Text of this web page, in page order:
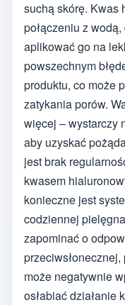
suchą skórę. Kwas
połączeniu z
aplikować go na
powszechnym
produktu, co może
zatykania porów.
więcej – wystarczy
aby uzyskać
jest brak
kwasem
konieczne jest
codziennej
zapominać o
może negatywnie
osłabiać działanie